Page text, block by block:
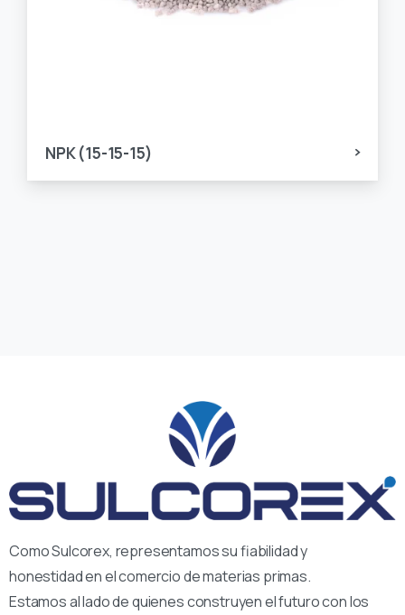
NPK (15-15-15)
Como Sulcorex, representamos su fiabilidad y
honestidad en el comercio de materias primas.
Estamos al lado de quienes construyen el futuro con los